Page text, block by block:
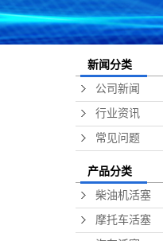
新闻分类
公司新闻
行业资讯
常见问题
产品分类
柴油机活塞
摩托车活塞